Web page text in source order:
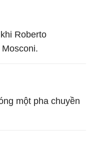
Roberto
một pha chuyền